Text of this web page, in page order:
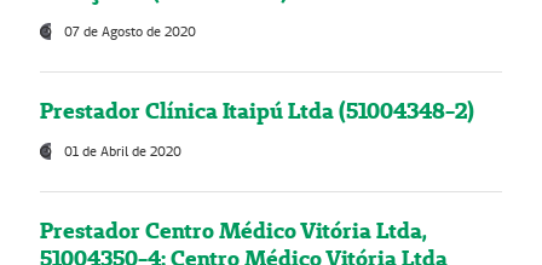
07 de Agosto de 2020
Prestador Clínica Itaipú Ltda (51004348-2)
01 de Abril de 2020
Prestador Centro Médico Vitória Ltda,
51004350-4: Centro Médico Vitória Ltda